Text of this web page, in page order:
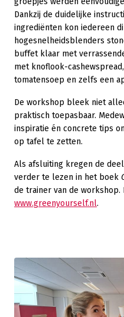
Dankzij de duidelijke
ingrediënten kon iedereen
hogesnelheidsblenders
buffet klaar met
met knoflook-
tomatensoep en zelfs een
De workshop bleek niet
praktisch toepasbaar.
inspiratie én concrete tips
op tafel te zetten.
Als afsluiting kregen de
verder te lezen in het boek
de trainer van de workshop.
www.greenyourself.nl.